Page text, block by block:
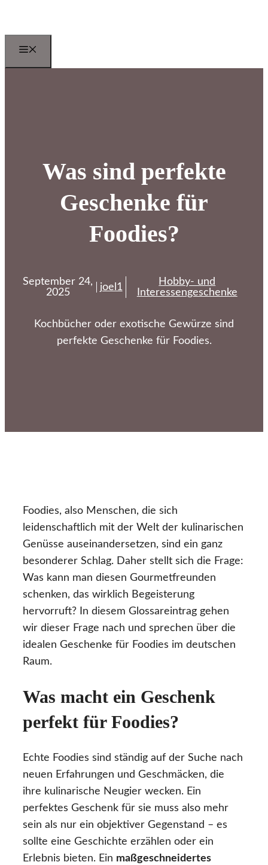
springen
Was sind perfekte
Geschenke für
Foodies?
September 24,
2025
joel1
Hobby- und
Interessengeschenke
Kochbücher oder exotische Gewürze sind
perfekte Geschenke für Foodies.
Foodies, also Menschen, die sich
leidenschaftlich mit der Welt der kulinarischen
Genüsse auseinandersetzen, sind ein ganz
besonderer Schlag. Daher stellt sich die Frage:
Was kann man diesen Gourmetfreunden
schenken, das wirklich Begeisterung
hervorruft? In diesem Glossareintrag gehen
wir dieser Frage nach und sprechen über die
idealen Geschenke für Foodies im deutschen
Raum.
Was macht ein Geschenk
perfekt für Foodies?
Echte Foodies sind ständig auf der Suche nach
neuen Erfahrungen und Geschmäcken, die
ihre kulinarische Neugier wecken. Ein
perfektes Geschenk für sie muss also mehr
sein als nur ein objektiver Gegenstand – es
sollte eine Geschichte erzählen oder ein
Erlebnis bieten. Ein maßgeschneidertes